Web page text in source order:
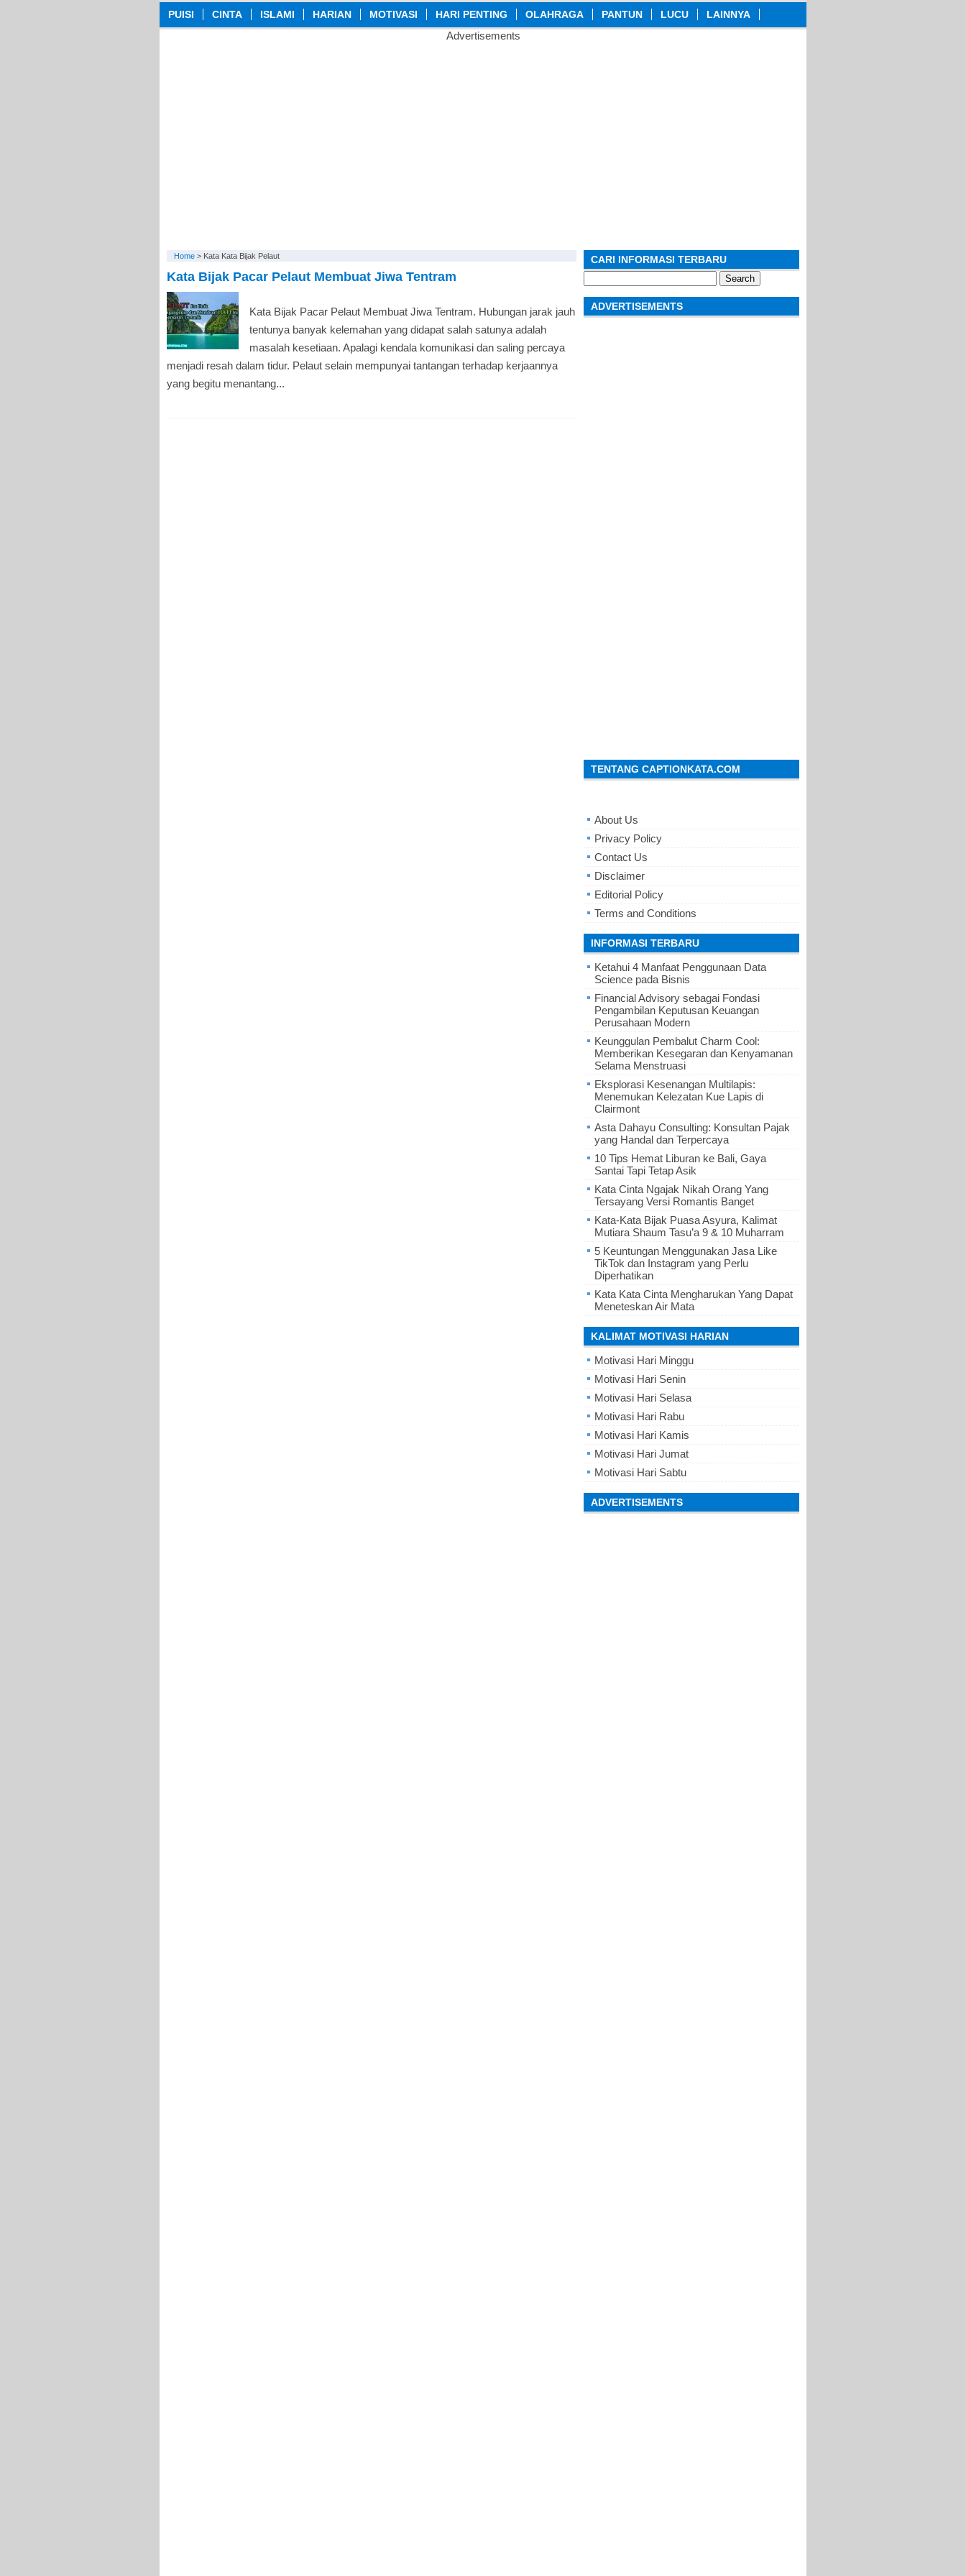
PUISI CINTA ISLAMI HARIAN MOTIVASI HARI PENTING OLAHRAGA PANTUN LUCU LAINNYA
Advertisements
Home > Kata Kata Bijak Pelaut
Kata Bijak Pacar Pelaut Membuat Jiwa Tentram
Kata Bijak Pacar Pelaut Membuat Jiwa Tentram. Hubungan jarak jauh
tentunya banyak kelemahan yang didapat salah satunya adalah
masalah kesetiaan. Apalagi kendala komunikasi dan saling percaya
menjadi resah dalam tidur. Pelaut selain mempunyai tantangan terhadap kerjaannya
yang begitu menantang...
CARI INFORMASI TERBARU
for:
ADVERTISEMENTS
TENTANG CAPTIONKATA.COM
About Us
Privacy Policy
Contact Us
Disclaimer
Editorial Policy
Terms and Conditions
INFORMASI TERBARU
Ketahui 4 Manfaat Penggunaan Data
Science pada Bisnis
Financial Advisory sebagai Fondasi
Pengambilan Keputusan Keuangan
Perusahaan Modern
Keunggulan Pembalut Charm Cool:
Memberikan Kesegaran dan Kenyamanan
Selama Menstruasi
Eksplorasi Kesenangan Multilapis:
Menemukan Kelezatan Kue Lapis di
Clairmont
Asta Dahayu Consulting: Konsultan Pajak
yang Handal dan Terpercaya
10 Tips Hemat Liburan ke Bali, Gaya
Santai Tapi Tetap Asik
Kata Cinta Ngajak Nikah Orang Yang
Tersayang Versi Romantis Banget
Kata-Kata Bijak Puasa Asyura, Kalimat
Mutiara Shaum Tasu’a 9 & 10 Muharram
5 Keuntungan Menggunakan Jasa Like
TikTok dan Instagram yang Perlu
Diperhatikan
Kata Kata Cinta Mengharukan Yang Dapat
Meneteskan Air Mata
KALIMAT MOTIVASI HARIAN
Motivasi Hari Minggu
Motivasi Hari Senin
Motivasi Hari Selasa
Motivasi Hari Rabu
Motivasi Hari Kamis
Motivasi Hari Jumat
Motivasi Hari Sabtu
ADVERTISEMENTS